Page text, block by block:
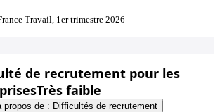
Travail, 1er trimestre 2026
de recrutement pour les
Très faible
propos de : Difficultés de recrutement